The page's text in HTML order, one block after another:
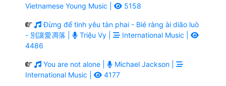
Vietnamese Young Music |
5158
Đừng để tình yêu tàn phai - Bié ràng ài diāo luò
- 別讓愛凋落 |
Triệu Vy |
International Music |
4486
You are not alone |
Michael Jackson |
International Music |
4177